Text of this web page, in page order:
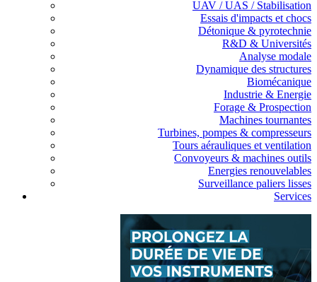
UAV / UAS / Stabilisation
Essais d'impacts et chocs
Détonique & pyrotechnie
R&D & Universités
Analyse modale
Dynamique des structures
Biomécanique
Industrie & Energie
Forage & Prospection
Machines tournantes
Turbines, pompes & compresseurs
Tours aérauliques et ventilation
Convoyeurs & machines outils
Energies renouvelables
Surveillance paliers lisses
Services